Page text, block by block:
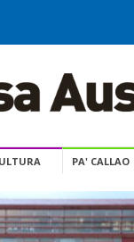
PA' CALLAO